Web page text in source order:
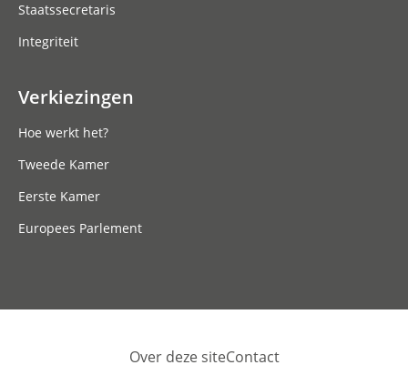
Staatssecretaris
Integriteit
Verkiezingen
Hoe werkt het?
Tweede Kamer
Eerste Kamer
Europees Parlement
Over deze siteContact